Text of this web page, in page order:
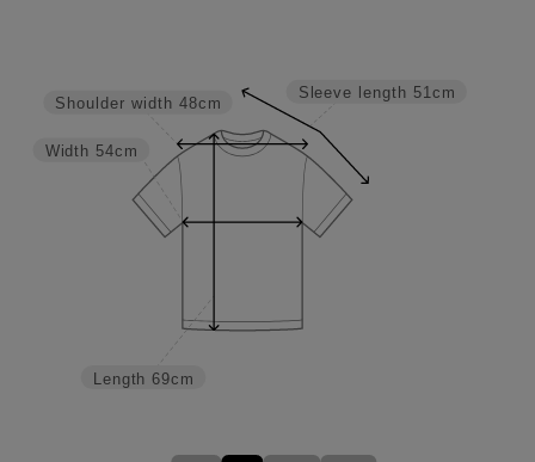
Sleeve length 51cm
Length 69cm
Width 54cm
Shoulder width 48cm